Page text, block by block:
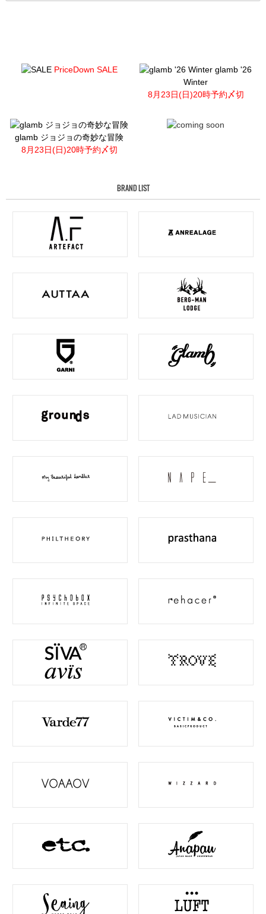
PriceDown SALE
glamb '26
Winter
8月23日(日)20時予約〆切
glamb ジョジョの奇妙な冒険
8月23日(日)20時予約〆切
BRAND LIST